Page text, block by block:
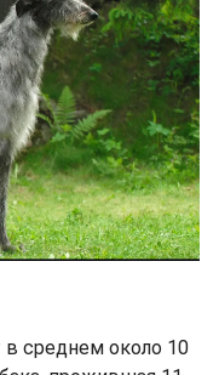
среднем около 10